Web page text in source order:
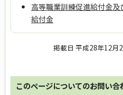
高等職業訓練促進給付金
給付金
掲載日 平成28年12月
このページについてのお問い合